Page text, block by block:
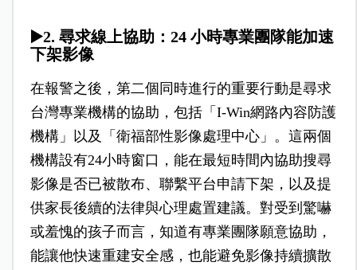
▶️2. 尋求線上協助：24 小時專業團隊能加速
下架影像
在報警之後，第二個同時進行的重要行動是尋求
台灣專業機構的協助，包括「I-Win網路內容防護
機構」以及「衛福部性影像處理中心」。這兩個
機構設有24小時窗口，能在最短時間內協助搜尋
影像是否已被散布、聯繫平台申請下架，以及提
供家長後續的法律與心理處置建議。對受到驚嚇
或羞愧的孩子而言，知道有專業團隊願意協助，
能讓他快速重建安全感，也能避免影像持續擴散